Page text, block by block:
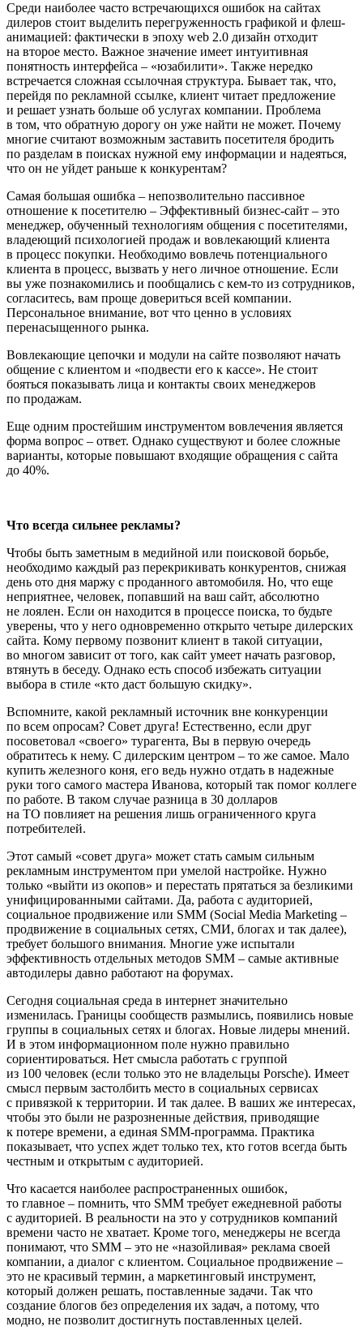
Среди наиболее часто встречающихся ошибок на сайтах
дилеров стоит выделить перегруженность графикой и флеш-
анимацией: фактически в эпоху web 2.0 дизайн отходит
на второе место. Важное значение имеет интуитивная
понятность интерфейса – «юзабилити». Также нередко
встречается сложная ссылочная структура. Бывает так, что,
перейдя по рекламной ссылке, клиент читает предложение
и решает узнать больше об услугах компании. Проблема
в том, что обратную дорогу он уже найти не может. Почему
многие считают возможным заставить посетителя бродить
по разделам в поисках нужной ему информации и надеяться,
что он не уйдет раньше к конкурентам?
Самая большая ошибка – непозволительно пассивное
отношение к посетителю – Эффективный бизнес-сайт – это
менеджер, обученный технологиям общения с посетителями,
владеющий психологией продаж и вовлекающий клиента
в процесс покупки. Необходимо вовлечь потенциального
клиента в процесс, вызвать у него личное отношение. Если
вы уже познакомились и пообщались с кем-то из сотрудников,
согласитесь, вам проще довериться всей компании.
Персональное внимание, вот что ценно в условиях
перенасыщенного рынка.
Вовлекающие цепочки и модули на сайте позволяют начать
общение с клиентом и «подвести его к кассе». Не стоит
бояться показывать лица и контакты своих менеджеров
по продажам.
Еще одним простейшим инструментом вовлечения является
форма вопрос – ответ. Однако существуют и более сложные
варианты, которые повышают входящие обращения с сайта
до 40%.
Что всегда сильнее рекламы?
Чтобы быть заметным в медийной или поисковой борьбе,
необходимо каждый раз перекрикивать конкурентов, снижая
день ото дня маржу с проданного автомобиля. Но, что еще
неприятнее, человек, попавший на ваш сайт, абсолютно
не лоялен. Если он находится в процессе поиска, то будьте
уверены, что у него одновременно открыто четыре дилерских
сайта. Кому первому позвонит клиент в такой ситуации,
во многом зависит от того, как сайт умеет начать разговор,
втянуть в беседу. Однако есть способ избежать ситуации
выбора в стиле «кто даст большую скидку».
Вспомните, какой рекламный источник вне конкуренции
по всем опросам? Совет друга! Естественно, если друг
посоветовал «своего» турагента, Вы в первую очередь
обратитесь к нему. С дилерским центром – то же самое. Мало
купить железного коня, его ведь нужно отдать в надежные
руки того самого мастера Иванова, который так помог коллеге
по работе. В таком случае разница в 30 долларов
на ТО повлияет на решения лишь ограниченного круга
потребителей.
Этот самый «совет друга» может стать самым сильным
рекламным инструментом при умелой настройке. Нужно
только «выйти из окопов» и перестать прятаться за безликими
унифицированными сайтами. Да, работа с аудиторией,
социальное продвижение или SMM (Social Media Marketing –
продвижение в социальных сетях, СМИ, блогах и так далее),
требует большого внимания. Многие уже испытали
эффективность отдельных методов SMM – самые активные
автодилеры давно работают на форумах.
Сегодня социальная среда в интернет значительно
изменилась. Границы сообществ размылись, появились новые
группы в социальных сетях и блогах. Новые лидеры мнений.
И в этом информационном поле нужно правильно
сориентироваться. Нет смысла работать с группой
из 100 человек (если только это не владельцы Porsche). Имеет
смысл первым застолбить место в социальных сервисах
с привязкой к территории. И так далее. В ваших же интересах,
чтобы это были не разрозненные действия, приводящие
к потере времени, а единая SMM-программа. Практика
показывает, что успех ждет только тех, кто готов всегда быть
честным и открытым с аудиторией.
Что касается наиболее распространенных ошибок,
то главное – помнить, что SMM требует ежедневной работы
с аудиторией. В реальности на это у сотрудников компаний
времени часто не хватает. Кроме того, менеджеры не всегда
понимают, что SMM – это не «назойливая» реклама своей
компании, а диалог с клиентом. Социальное продвижение –
это не красивый термин, а маркетинговый инструмент,
который должен решать, поставленные задачи. Так что
создание блогов без определения их задач, а потому, что
модно, не позволит достигнуть поставленных целей.